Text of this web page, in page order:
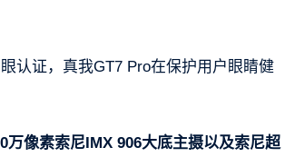
认证，真我GT7 Pro在保护用户眼睛健
像素索尼IMX 906大底主摄以及索尼超